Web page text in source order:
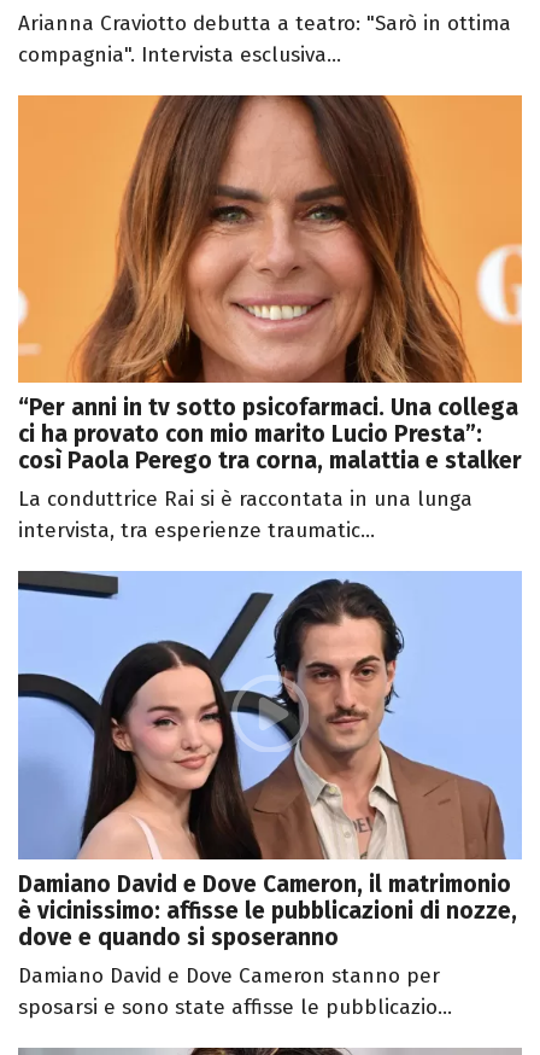
Arianna Craviotto debutta a teatro: "Sarò in ottima
compagnia". Intervista esclusiva...
“Per anni in tv sotto psicofarmaci. Una collega
ci ha provato con mio marito Lucio Presta”:
così Paola Perego tra corna, malattia e stalker
La conduttrice Rai si è raccontata in una lunga
intervista, tra esperienze traumatic...
Damiano David e Dove Cameron, il matrimonio
è vicinissimo: affisse le pubblicazioni di nozze,
dove e quando si sposeranno
Damiano David e Dove Cameron stanno per
sposarsi e sono state affisse le pubblicazio...